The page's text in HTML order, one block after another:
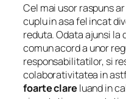
Cel mai usor raspuns
cuplu in asa fel incat
reduta. Odata ajunsi la
comun acord a unor
responsabilitatilor, si
colaborativitatea in
foarte clare luand in